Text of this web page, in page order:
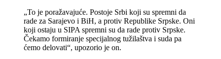
„To je poražavajuće. Postoje Srbi koji su spremni da
rade za Sarajevo i BiH, a protiv Republike Srpske. Oni
koji ostaju u SIPA spremni su da rade protiv Srpske.
Čekamo formiranje specijalnog tužilaštva i suda pa
ćemo delovati“, upozorio je on.